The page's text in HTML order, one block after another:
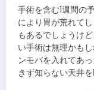
手術を含む1週間の
により胃が荒れて
もあるでしょうけ
い手術は無理かも
ンモバを入れてあ
きず知らない天井